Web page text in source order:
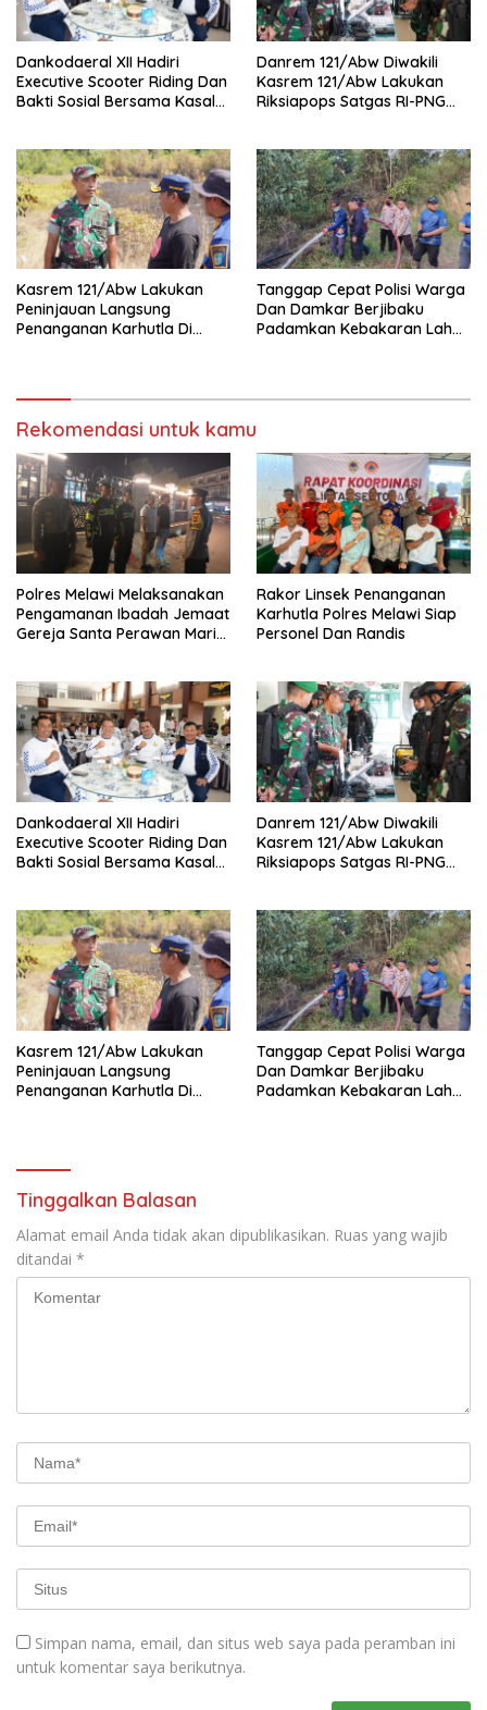
Dankodaeral XII Hadiri
Executive Scooter Riding Dan
Bakti Sosial Bersama Kasal
Danrem 121/Abw Diwakili
Kasrem 121/Abw Lakukan
Riksiapops Satgas RI-PNG
Kasrem 121/Abw Lakukan
Peninjauan Langsung
Penanganan Karhutla Di
Tanggap Cepat Polisi Warga
Dan Damkar Berjibaku
Padamkan Kebakaran Lahan
Rekomendasi untuk kamu
Polres Melawi Melaksanakan
Pengamanan Ibadah Jemaat
Gereja Santa Perawan Maria
Rakor Linsek Penanganan
Karhutla Polres Melawi Siap
Personel Dan Randis
Dankodaeral XII Hadiri
Executive Scooter Riding Dan
Bakti Sosial Bersama Kasal
Danrem 121/Abw Diwakili
Kasrem 121/Abw Lakukan
Riksiapops Satgas RI-PNG
Kasrem 121/Abw Lakukan
Peninjauan Langsung
Penanganan Karhutla Di
Tanggap Cepat Polisi Warga
Dan Damkar Berjibaku
Padamkan Kebakaran Lahan
Tinggalkan Balasan
Alamat email Anda tidak akan dipublikasikan. Ruas yang wajib
ditandai *
Simpan nama, email, dan situs web saya pada peramban ini
untuk komentar saya berikutnya.